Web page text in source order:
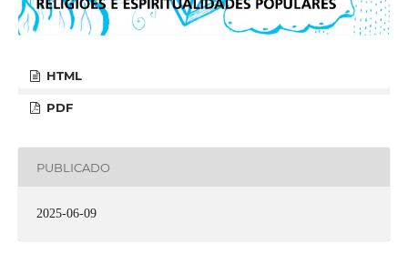
HTML
PDF
PUBLICADO
2025-06-09